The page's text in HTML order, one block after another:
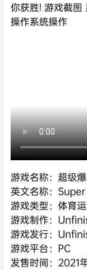
你获胜! 游戏截图
操作系统操作
游戏名称：超级
英文名称：
游戏类型：体育
游戏制作：
游戏发行：
游戏平台：PC
发售时间：2021